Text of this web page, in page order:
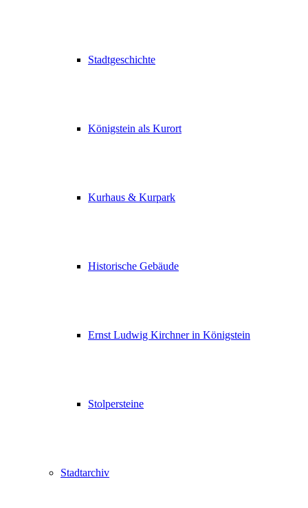
Stadtgeschichte
Königstein als Kurort
Kurhaus & Kurpark
Historische Gebäude
Ernst Ludwig Kirchner in Königstein
Stolpersteine
Stadtarchiv